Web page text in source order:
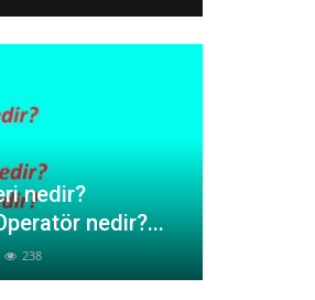
nedir?
nedir?...
238